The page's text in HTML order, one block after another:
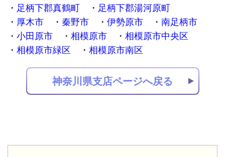
足柄下郡真鶴町
足柄下郡湯河原町
厚木市
秦野市 伊勢原市
南足柄市
小田原市
相模原市
相模原市中央区
相模原市緑区
相模原市南区
神奈川県支店ページへ戻る